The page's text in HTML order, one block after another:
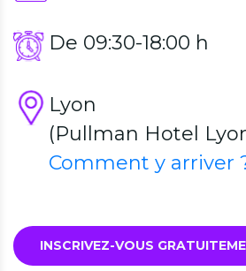
De 09:30-18:00 h
Lyon
(Pullman Hotel
Comment y arriver
INSCRIVEZ-VOUS